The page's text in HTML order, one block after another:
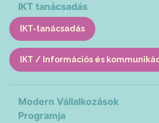
IKT tanácsadás
IKT-tanácsadás
IKT / Információs és
Modern Vállalkozások
Programja